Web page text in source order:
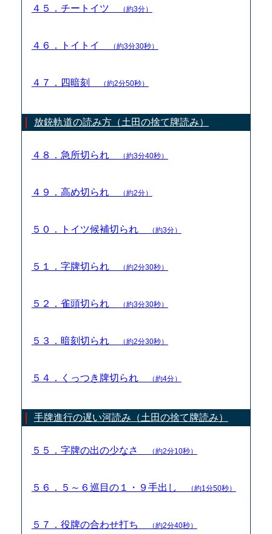
４５．チートイツ （約3分）
４６．トイトイ （約3分30秒）
４７．四暗刻 （約2分50秒）
放銃軌道の読み方（土田の捨て牌読み）
４８．急所切られ （約3分40秒）
４９．高め切られ （約2分）
５０．トイツ候補切られ （約3分）
５１．字牌切られ （約2分30秒）
５２．雀頭切られ （約3分30秒）
５３．暗刻切られ （約2分30秒）
５４．くっつき牌切られ （約4分）
手牌進行の遅い河読み（土田の捨て牌読み）
５５．字牌の出の少なさ （約2分10秒）
５６．５～６巡目の１・９手出し （約1分50秒）
５７．役牌の合わせ打ち （約2分40秒）